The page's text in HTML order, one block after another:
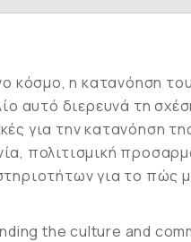
κόσμο, η κατανόηση
αυτό διερευνά τη
για την κατανόηση
πολιτισμική
για το πώς
the culture and